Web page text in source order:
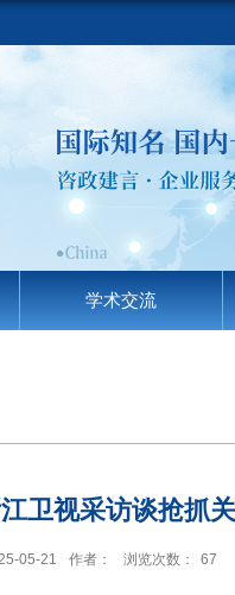
学术交流
卫视采访谈抢抓
05-21 作者： 浏览次数： 67